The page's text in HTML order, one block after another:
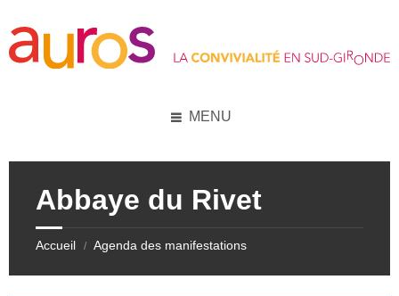
content
left
sidebar
right
sidebar
footer
MENU
Abbaye du Rivet
Accueil / Agenda des manifestations